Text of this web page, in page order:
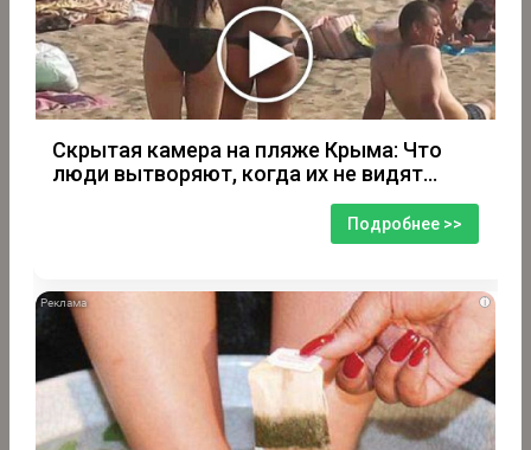
Скрытая камера на пляже Крыма: Что
люди вытворяют, когда их не видят...
Подробнее >>
i